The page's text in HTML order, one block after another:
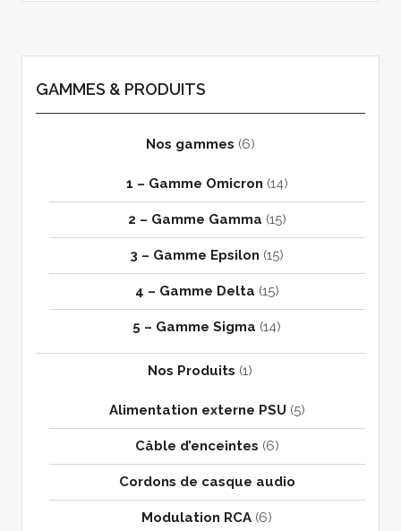
GAMMES & PRODUITS
Nos gammes (6)
1 – Gamme Omicron (14)
2 – Gamme Gamma (15)
3 – Gamme Epsilon (15)
4 – Gamme Delta (15)
5 – Gamme Sigma (14)
Nos Produits (1)
Alimentation externe PSU (5)
Câble d’enceintes (6)
Cordons de casque audio
Modulation RCA (6)